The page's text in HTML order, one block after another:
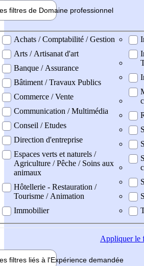
filtres de Domaine professionnel
professionel
Achats / Comptabilité / Gestion
Arts / Artisanat d'art
Banque / Assurance
Bâtiment / Travaux Publics
Commerce / Vente
Communication / Multimédia
Conseil / Etudes
Direction d'entreprise
Espaces verts et naturels /
Agriculture / Pêche / Soins aux
animaux
Hôtellerie - Restauration /
Tourisme / Animation
Immobilier
Appliquerle
filtres liés à l'Expérience demandée